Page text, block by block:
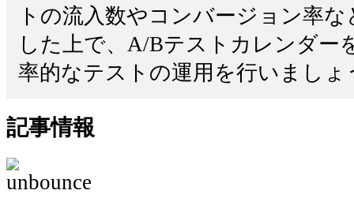
トの流入数やコンバージョン率
した上で、A/Bテストカレンダー
率的なテストの運用を行いましょ
記事情報